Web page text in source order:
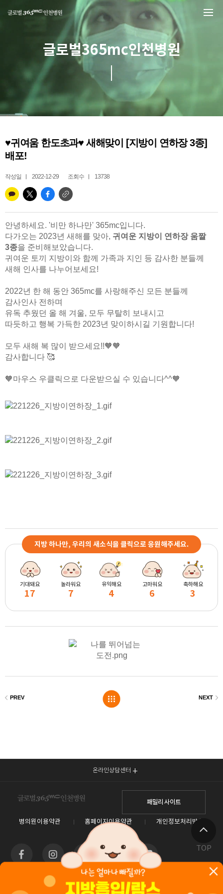
글로벌365mc인천병원
♥귀여움 한도초과♥ 새해맞이 [지방이 연하장 3종]
배포!
작성일 2022-12-29 조회수 13738
안녕하세요. '비만 하나만' 365mc입니다.
다가오는 2023년 새해를 맞아, 귀여운 지방이 연하장 움짤
3종을 준비해보았습니다.
귀여운 토끼 지방이와 함께 가족과 지인 등 감사한 분들께
새해 인사를 나누어보세요!
2022년 한 해 동안 365mc를 사랑해주신 모든 분들께
감사인사 전하며
유독 추웠던 올 해 겨울, 모두 무탈히 보내시고
따듯하고 행복 가득한 2023년 맞이하시길 기원합니다!
모두 새해 복 많이 받으세요!!🧡🧡
감사합니다 🥰
🧡마우스 우클릭으로 다운받으실 수 있습니다^^🧡
지방 하나만, 우리의 새소식을 클릭으로 응원해주세요.
기대돼요
17
놀라워요
7
유익해요
4
고마워요
6
축하해요
3
TOP
온라인상담센터
패밀리 사이트
병의원이용약관 홈페이지이용약관 개인정보처리방침
인천광역시 남동구 예술로 138(구월동) 이토타워 4층 글로벌365mc병원